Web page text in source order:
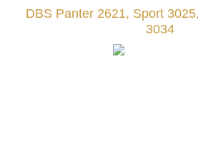
DBS Panter 2621, Sport
3034